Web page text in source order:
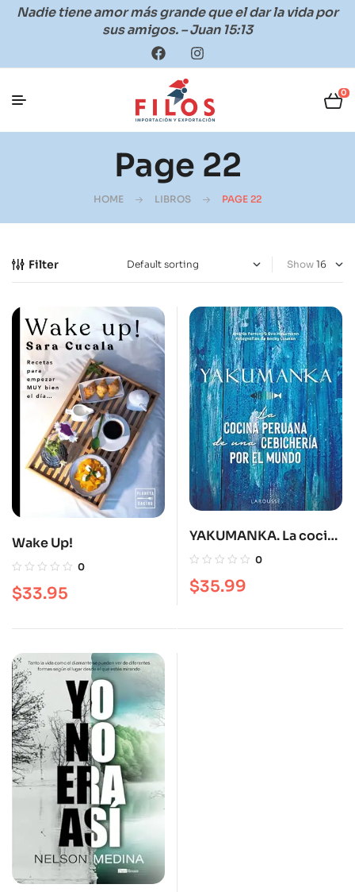
Nadie tiene amor más grande que el dar la vida por
sus amigos. – Juan 15:13
0
Page 22
HOME LIBROS PAGE 22
Filter Show
Wake Up!
0
$33.95
YAKUMANKA. La cocina
peruana de una
mundo
0
$35.99